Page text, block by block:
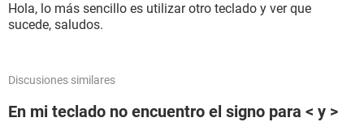
Hola, lo más sencillo es utilizar otro teclado y ver que
sucede, saludos.
Discusiones similares
En mi teclado no encuentro el signo para < y >